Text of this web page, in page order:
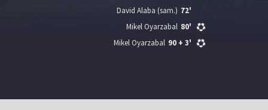
72'
David Alaba (sam.)
80'
Mikel Oyarzabal
90+ 3'
Mikel Oyarzabal